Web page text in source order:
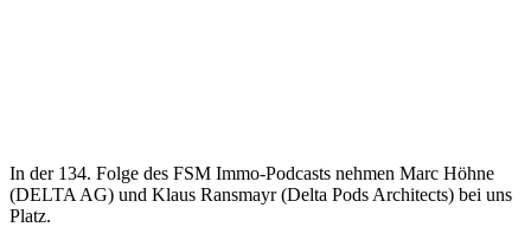
In der 134. Folge des FSM Immo-Podcasts nehmen Marc Höhne
(DELTA AG) und Klaus Ransmayr (Delta Pods Architects) bei uns
Platz.